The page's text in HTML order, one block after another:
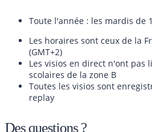
Toute l'année : les mardis de
Les horaires sont ceux de la
(GMT+2)
Les visios en direct n'ont pas
scolaires de la zone B
Toutes les visios sont
replay
Des questions ?